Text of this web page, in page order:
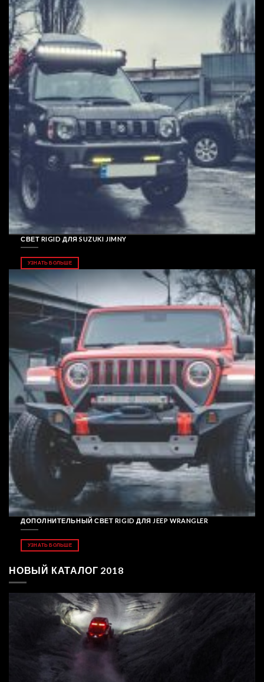
СВЕТ RIGID ДЛЯ SUZUKI JIMNY
УЗНАТЬ БОЛЬШЕ
ДОПОЛНИТЕЛЬНЫЙ СВЕТ RIGID ДЛЯ JEEP WRANGLER
УЗНАТЬ БОЛЬШЕ
НОВЫЙ КАТАЛОГ 2018